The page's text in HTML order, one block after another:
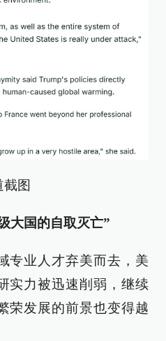
图
大国的自取灭亡”
专业人才弃美而去，美
实力被迅速削弱，继续
荣发展的前景也变得越